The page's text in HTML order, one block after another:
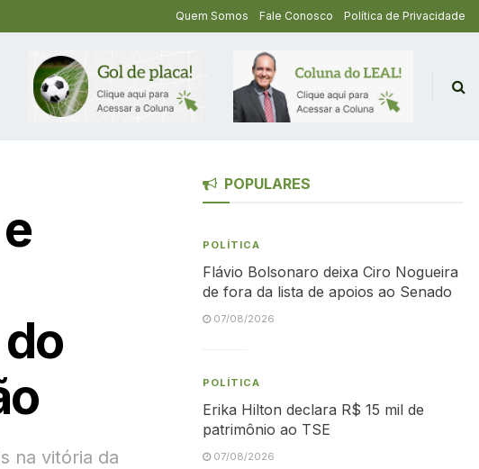
Quem Somos Fale Conosco Política de Privacidade
na vitória da
POPULARES
POLÍTICA
Flávio Bolsonaro deixa Ciro Nogueira
de fora da lista de apoios ao Senado
07/08/2026
POLÍTICA
Erika Hilton declara R$ 15 mil de
patrimônio ao TSE
07/08/2026